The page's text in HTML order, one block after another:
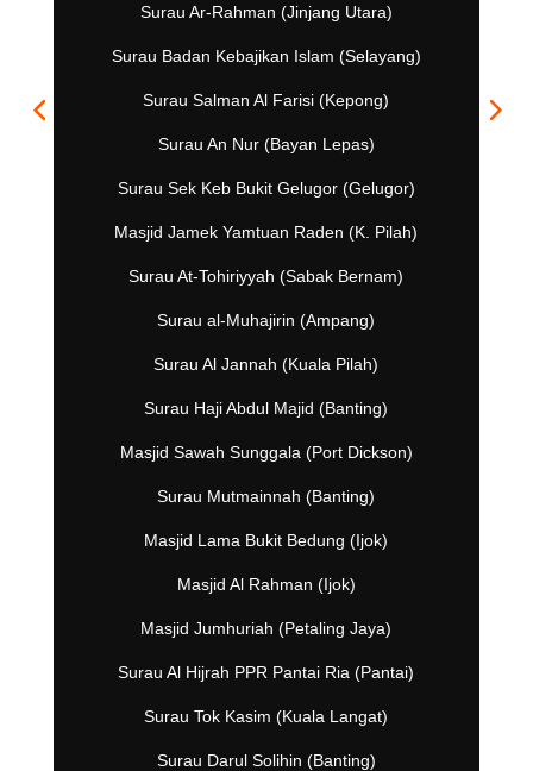
Surau Ar-Rahman (Jinjang Utara)
Surau Badan Kebajikan Islam (Selayang)
Surau Salman Al Farisi (Kepong)
Surau An Nur (Bayan Lepas)
Surau Sek Keb Bukit Gelugor (Gelugor)
Masjid Jamek Yamtuan Raden (K. Pilah)
Surau At-Tohiriyyah (Sabak Bernam)
Surau al-Muhajirin (Ampang)
Surau Al Jannah (Kuala Pilah)
Surau Haji Abdul Majid (Banting)
Masjid Sawah Sunggala (Port Dickson)
Surau Mutmainnah (Banting)
Masjid Lama Bukit Bedung (Ijok)
Masjid Al Rahman (Ijok)
Masjid Jumhuriah (Petaling Jaya)
Surau Al Hijrah PPR Pantai Ria (Pantai)
Surau Tok Kasim (Kuala Langat)
Surau Darul Solihin (Banting)